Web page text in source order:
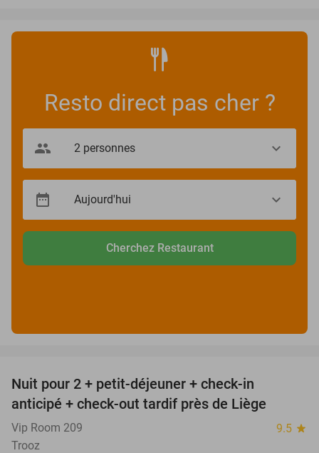
Resto direct pas cher ?
Cherchez Restaurant
Nuit pour 2 + petit-déjeuner + check-in
anticipé + check-out tardif près de Liège
Vip Room 209 9.5 star
Trooz